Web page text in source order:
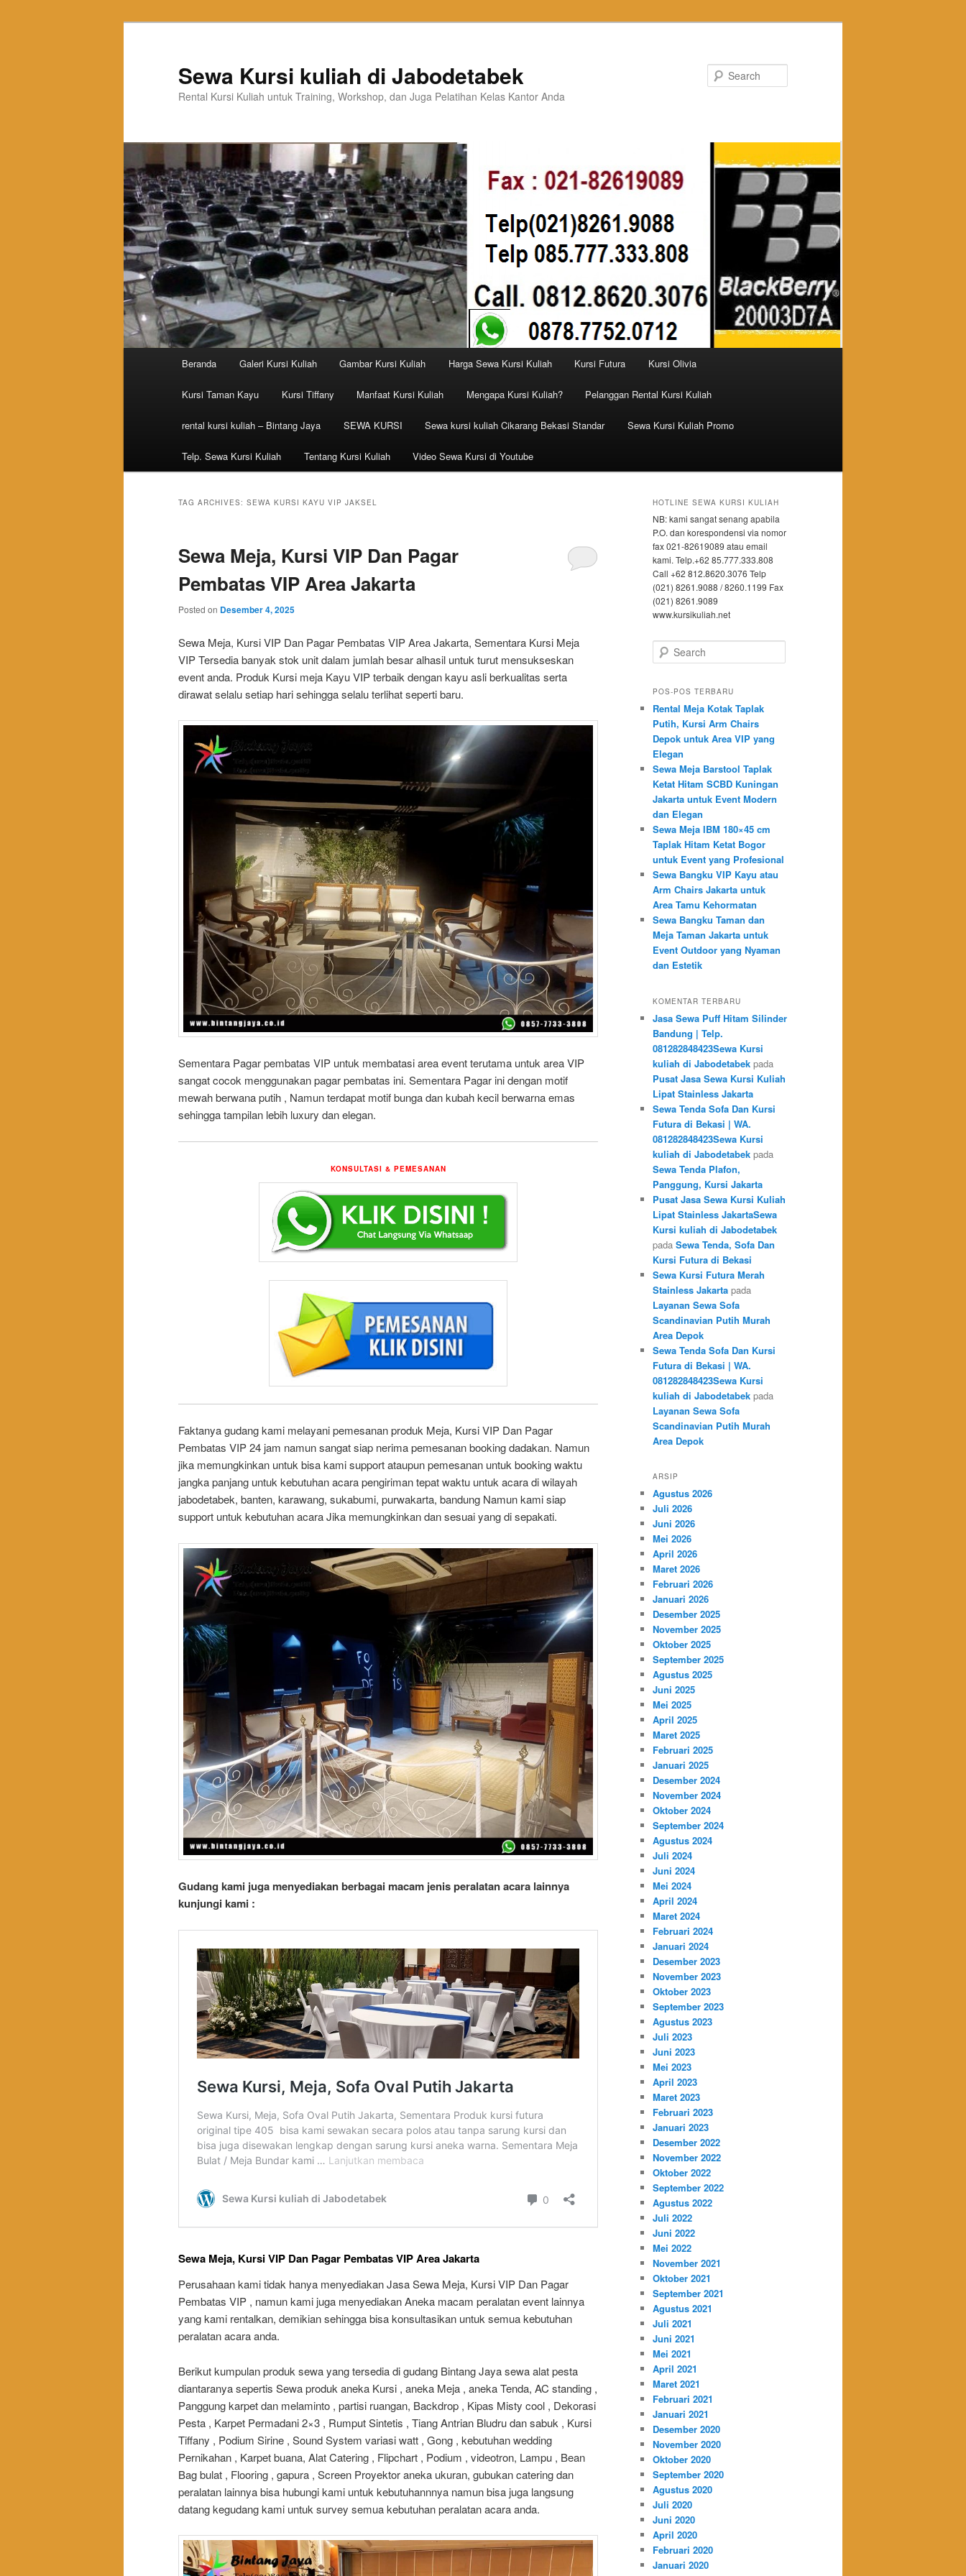
Sewa Kursi kuliah di Jabodetabek
Rental Kursi Kuliah untuk Training, Workshop, dan Juga Pelatihan Kelas Kantor Anda
Skip to primary content
Skip to secondary content
Beranda Galeri Kursi Kuliah Gambar Kursi Kuliah Harga Sewa Kursi Kuliah Kursi Futura Kursi Olivia
Kursi Taman Kayu Kursi Tiffany Manfaat Kursi Kuliah Mengapa Kursi Kuliah? Pelanggan Rental Kursi Kuliah
rental kursi kuliah – Bintang Jaya SEWA KURSI Sewa kursi kuliah Cikarang Bekasi Standar Sewa Kursi Kuliah Promo
Telp. Sewa Kursi Kuliah Tentang Kursi Kuliah Video Sewa Kursi di Youtube
TAG ARCHIVES: SEWA KURSI KAYU VIP JAKSEL
Sewa Meja, Kursi VIP Dan Pagar
Pembatas VIP Area Jakarta
Posted on Desember 4, 2025
Sewa Meja, Kursi VIP Dan Pagar Pembatas VIP Area Jakarta, Sementara Kursi Meja
VIP Tersedia banyak stok unit dalam jumlah besar alhasil untuk turut mensukseskan
event anda. Produk Kursi meja Kayu VIP terbaik dengan kayu asli berkualitas serta
dirawat selalu setiap hari sehingga selalu terlihat seperti baru.
Sementara Pagar pembatas VIP untuk membatasi area event terutama untuk area VIP
sangat cocok menggunakan pagar pembatas ini. Sementara Pagar ini dengan motif
mewah berwana putih , Namun terdapat motif bunga dan kubah kecil berwarna emas
sehingga tampilan lebih luxury dan elegan.
KONSULTASI & PEMESANAN
Faktanya gudang kami melayani pemesanan produk Meja, Kursi VIP Dan Pagar
Pembatas VIP 24 jam namun sangat siap nerima pemesanan booking dadakan. Namun
jika memungkinkan untuk bisa kami support ataupun pemesanan untuk booking waktu
jangka panjang untuk kebutuhan acara pengiriman tepat waktu untuk acara di wilayah
jabodetabek, banten, karawang, sukabumi, purwakarta, bandung Namun kami siap
support untuk kebutuhan acara Jika memungkinkan dan sesuai yang di sepakati.
Gudang kami juga menyediakan berbagai macam jenis peralatan acara lainnya
kunjungi kami :
Sewa Meja, Kursi VIP Dan Pagar Pembatas VIP Area Jakarta
Perusahaan kami tidak hanya menyediakan Jasa Sewa Meja, Kursi VIP Dan Pagar
Pembatas VIP , namun kami juga menyediakan Aneka macam peralatan event lainnya
yang kami rentalkan, demikian sehingga bisa konsultasikan untuk semua kebutuhan
peralatan acara anda.
Berikut kumpulan produk sewa yang tersedia di gudang Bintang Jaya sewa alat pesta
diantaranya sepertis Sewa produk aneka Kursi , aneka Meja , aneka Tenda, AC standing ,
Panggung karpet dan melaminto , partisi ruangan, Backdrop , Kipas Misty cool , Dekorasi
Pesta , Karpet Permadani 2×3 , Rumput Sintetis , Tiang Antrian Bludru dan sabuk , Kursi
Tiffany , Podium Sirine , Sound System variasi watt , Gong , kebutuhan wedding
Pernikahan , Karpet buana, Alat Catering , Flipchart , Podium , videotron, Lampu , Bean
Bag bulat , Flooring , gapura , Screen Proyektor aneka ukuran, gubukan catering dan
peralatan lainnya bisa hubungi kami untuk kebutuhannnya namun bisa juga langsung
datang kegudang kami untuk survey semua kebutuhan peralatan acara anda.
HOTLINE SEWA KURSI KULIAH
NB: kami sangat senang apabila
P.O. dan korespondensi via nomor
fax 021-82619089 atau email
kami. Telp.+62 85.777.333.808
Call +62 812.8620.3076 Telp
(021) 8261.9088 / 8260.1199 Fax
(021) 8261.9089
www.kursikuliah.net
Search
POS-POS TERBARU
Rental Meja Kotak Taplak
Putih, Kursi Arm Chairs
Depok untuk Area VIP yang
Elegan
Sewa Meja Barstool Taplak
Ketat Hitam SCBD Kuningan
Jakarta untuk Event Modern
dan Elegan
Sewa Meja IBM 180×45 cm
Taplak Hitam Ketat Bogor
untuk Event yang Profesional
Sewa Bangku VIP Kayu atau
Arm Chairs Jakarta untuk
Area Tamu Kehormatan
Sewa Bangku Taman dan
Meja Taman Jakarta untuk
Event Outdoor yang Nyaman
dan Estetik
KOMENTAR TERBARU
Jasa Sewa Puff Hitam Silinder
Bandung | Telp.
081282848423Sewa Kursi
kuliah di Jabodetabek pada
Pusat Jasa Sewa Kursi Kuliah
Lipat Stainless Jakarta
Sewa Tenda Sofa Dan Kursi
Futura di Bekasi | WA.
081282848423Sewa Kursi
kuliah di Jabodetabek pada
Sewa Tenda Plafon,
Panggung, Kursi Jakarta
Pusat Jasa Sewa Kursi Kuliah
Lipat Stainless JakartaSewa
Kursi kuliah di Jabodetabek
pada Sewa Tenda, Sofa Dan
Kursi Futura di Bekasi
Sewa Kursi Futura Merah
Stainless Jakarta pada
Layanan Sewa Sofa
Scandinavian Putih Murah
Area Depok
Sewa Tenda Sofa Dan Kursi
Futura di Bekasi | WA.
081282848423Sewa Kursi
kuliah di Jabodetabek pada
Layanan Sewa Sofa
Scandinavian Putih Murah
Area Depok
ARSIP
Agustus 2026
Juli 2026
Juni 2026
Mei 2026
April 2026
Maret 2026
Februari 2026
Januari 2026
Desember 2025
November 2025
Oktober 2025
September 2025
Agustus 2025
Juni 2025
Mei 2025
April 2025
Maret 2025
Februari 2025
Januari 2025
Desember 2024
November 2024
Oktober 2024
September 2024
Agustus 2024
Juli 2024
Juni 2024
Mei 2024
April 2024
Maret 2024
Februari 2024
Januari 2024
Desember 2023
November 2023
Oktober 2023
September 2023
Agustus 2023
Juli 2023
Juni 2023
Mei 2023
April 2023
Maret 2023
Februari 2023
Januari 2023
Desember 2022
November 2022
Oktober 2022
September 2022
Agustus 2022
Juli 2022
Juni 2022
Mei 2022
November 2021
Oktober 2021
September 2021
Agustus 2021
Juli 2021
Juni 2021
Mei 2021
April 2021
Maret 2021
Februari 2021
Januari 2021
Desember 2020
November 2020
Oktober 2020
September 2020
Agustus 2020
Juli 2020
Juni 2020
April 2020
Februari 2020
Januari 2020